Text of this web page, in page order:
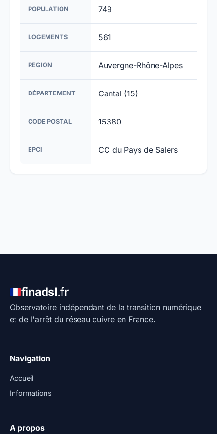
POPULATION 749
LOGEMENTS 561
RÉGION Auvergne-Rhône-Alpes
DÉPARTEMENT Cantal (15)
CODE POSTAL 15380
EPCI CC du Pays de Salers
finadsl.fr
Observatoire indépendant de la transition numérique
et de l'arrêt du réseau cuivre en France.
Navigation
Accueil
Informations
A propos